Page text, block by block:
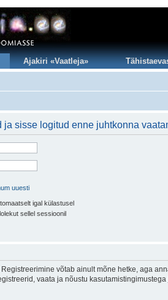
Ajakiri «Vaatleja»
sisse logitud enne juhtkonna
uuesti
igal külastusel
sellel sessioonil
võtab ainult mõne hetke, aga
vaata ja nõustu